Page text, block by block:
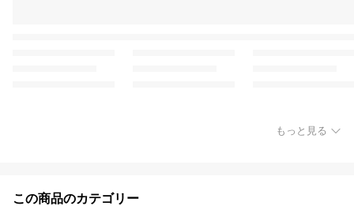
もっと見る
この商品のカテゴリー